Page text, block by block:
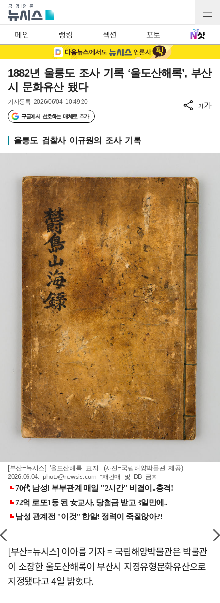
메인 랭킹 섹션 포토
1882년 울릉도 조사 기록 ‘울도산해록’, 부산
시 문화유산 됐다
기사등록 2026/06/04 10:49:20
구글에서 선호하는 매체로 추가
가가
울릉도 검찰사 이규원의 조사 기록
[부산=뉴시스] '울도산해록' 표지. (사진=국립해양박물관 제공)
2026.06.04.photo@newsis.com *재판매 및 DB 금지
[부산=뉴시스] 이아름 기자 = 국립해양박물관은 박물관
이 소장한 울도산해록이 부산시 지정유형문화유산으로
지정됐다고 4일 밝혔다.